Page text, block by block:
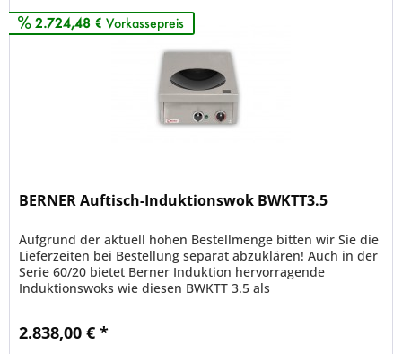
2.724,48 € Vorkassepreis
BERNER Auftisch-Induktionswok BWKTT3.5
Aufgrund der aktuell hohen Bestellmenge bitten wir Sie die
Lieferzeiten bei Bestellung separat abzuklären! Auch in der
Serie 60/20 bietet Berner Induktion hervorragende
Induktionswoks wie diesen BWKTT 3.5 als
2.838,00 € *